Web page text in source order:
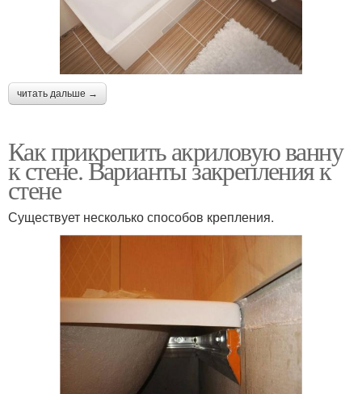
читать дальше →
Как прикрепить акриловую ванну
к стене. Варианты закрепления к
стене
Существует несколько способов крепления.